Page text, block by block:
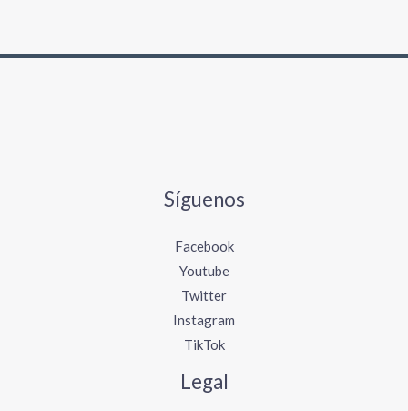
r
Síguenos
Facebook
Youtube
Twitter
Instagram
TikTok
Legal